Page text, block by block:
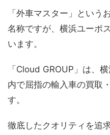
「外車マスター」という
名称ですが、横浜ユーポ
います。
「Cloud GROUP」は、
内で屈指の輸入車の買取
す。
徹底したクオリティを追